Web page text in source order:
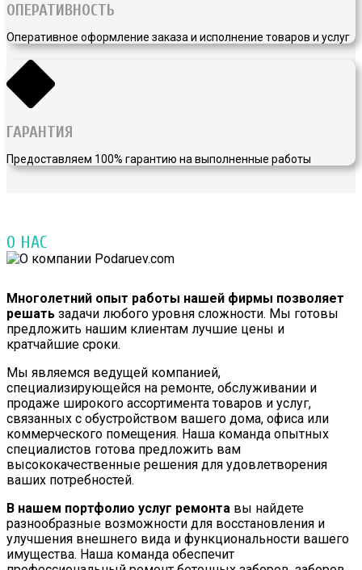
ОПЕРАТИВНОСТЬ
Оперативное оформление заказа и исполнение товаров и услуг
ГАРАНТИЯ
Предоставляем 100% гарантию на выполненные работы
О НАС
Многолетний опыт работы нашей фирмы позволяет
решать задачи любого уровня сложности. Мы готовы
предложить нашим клиентам лучшие цены и
кратчайшие сроки.
Мы являемся ведущей компанией,
специализирующейся на ремонте, обслуживании и
продаже широкого ассортимента товаров и услуг,
связанных с обустройством вашего дома, офиса или
коммерческого помещения. Наша команда опытных
специалистов готова предложить вам
высококачественные решения для удовлетворения
ваших потребностей.
В нашем портфолио услуг ремонта вы найдете
разнообразные возможности для восстановления и
улучшения внешнего вида и функциональности вашего
имущества. Наша команда обеспечит